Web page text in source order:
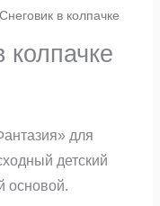
в колпачке
колпачке
для
детский
основой.